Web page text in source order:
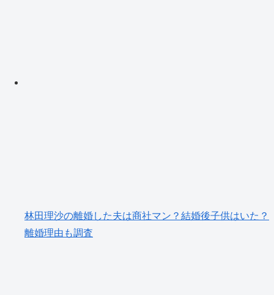
林田理沙の離婚した夫は商社マン？結婚後子供はいた？
離婚理由も調査